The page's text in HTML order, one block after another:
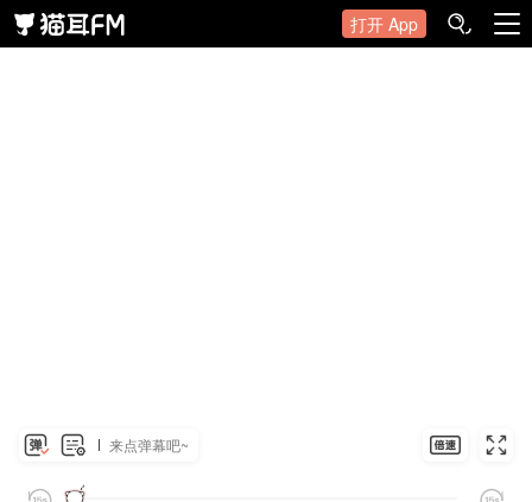
打开 App
来点弹幕吧~